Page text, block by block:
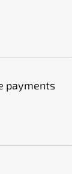
payments